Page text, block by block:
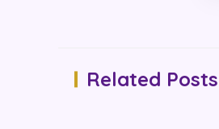
Related Posts